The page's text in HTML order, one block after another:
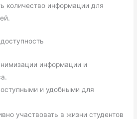
количество информации для
информации и
и удобными для
участвовать в жизни студентов